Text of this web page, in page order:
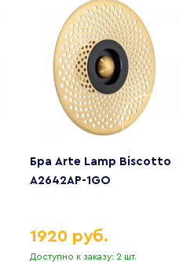
Бра Arte Lamp Biscotto
A2642AP-1GO
Доступно к заказу: 2 шт.
1920 руб.